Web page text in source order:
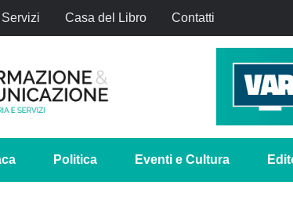
Servizi Casa del Libro Contatti
Politica Eventi e Cultura